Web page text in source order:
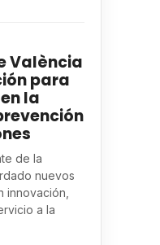
València
para
la
de la
nuevos
innovación,
a la